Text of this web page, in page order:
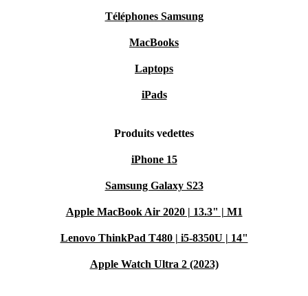
Téléphones Samsung
MacBooks
Laptops
iPads
Produits vedettes
iPhone 15
Samsung Galaxy S23
Apple MacBook Air 2020 | 13.3" | M1
Lenovo ThinkPad T480 | i5-8350U | 14"
Apple Watch Ultra 2 (2023)